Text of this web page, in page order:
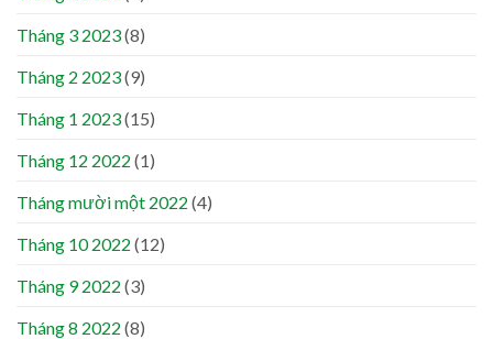
Tháng 3 2023(8)
Tháng 2 2023(9)
Tháng 1 2023(15)
Tháng 12 2022 (1)
Tháng mười một 2022 (4)
Tháng 10 2022 (12)
Tháng 9 2022 (3)
Tháng 8 2022 (8)